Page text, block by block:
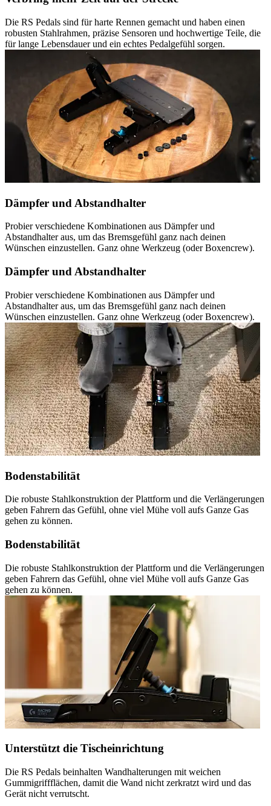
Die RS Pedals sind für harte Rennen gemacht und haben einen
robusten Stahlrahmen, präzise Sensoren und hochwertige Teile, die
für lange Lebensdauer und ein echtes Pedalgefühl sorgen.
Dämpfer und Abstandhalter
Probier verschiedene Kombinationen aus Dämpfer und
Abstandhalter aus, um das Bremsgefühl ganz nach deinen
Wünschen einzustellen. Ganz ohne Werkzeug (oder Boxencrew).
Dämpfer und Abstandhalter
Probier verschiedene Kombinationen aus Dämpfer und
Abstandhalter aus, um das Bremsgefühl ganz nach deinen
Wünschen einzustellen. Ganz ohne Werkzeug (oder Boxencrew).
Bodenstabilität
Die robuste Stahlkonstruktion der Plattform und die Verlängerungen
geben Fahrern das Gefühl, ohne viel Mühe voll aufs Ganze Gas
gehen zu können.
Bodenstabilität
Die robuste Stahlkonstruktion der Plattform und die Verlängerungen
geben Fahrern das Gefühl, ohne viel Mühe voll aufs Ganze Gas
gehen zu können.
Unterstützt die Tischeinrichtung
Die RS Pedals beinhalten Wandhalterungen mit weichen
Gummigriffflächen, damit die Wand nicht zerkratzt wird und das
Gerät nicht verrutscht.